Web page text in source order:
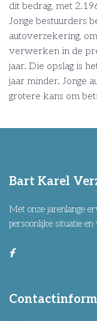
dit bedrag, met
Jonge bestuurders
autoverzekering,
verwerken in de
jaar. Die opslag is
jaar minder. Jonge
grotere kans om
Bart Karel
Met onze jarenlange
persoonlijke situatie en